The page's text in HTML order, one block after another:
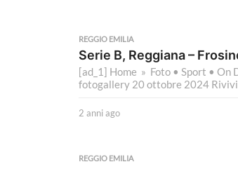
n
a
g
o
REGGIO EMILIA
Serie B, Reggiana –
[ad_1] Home » Foto • Sport • On
fotogallery 20 ottobre 2024 Rivivi
2 anni ago
n
REGGIO EMILIA